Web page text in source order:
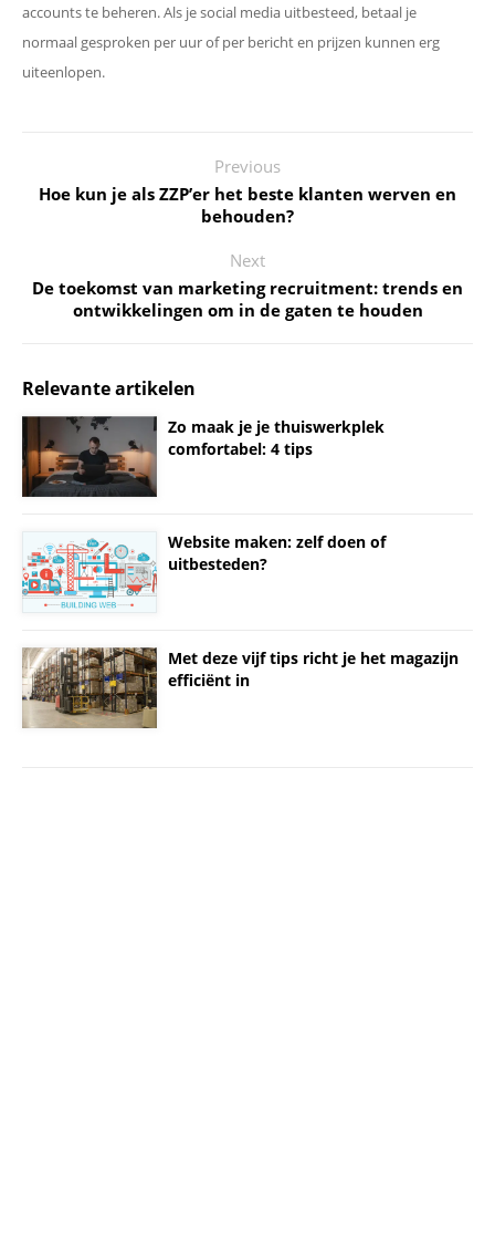
accounts te beheren. Als je social media uitbesteed, betaal je
normaal gesproken per uur of per bericht en prijzen kunnen erg
uiteenlopen.
Previous
Hoe kun je als ZZP’er het beste klanten werven en
behouden?
Next
De toekomst van marketing recruitment: trends en
ontwikkelingen om in de gaten te houden
Relevante artikelen
Zo maak je je thuiswerkplek
comfortabel: 4 tips
Website maken: zelf doen of
uitbesteden?
Met deze vijf tips richt je het magazijn
efficiënt in